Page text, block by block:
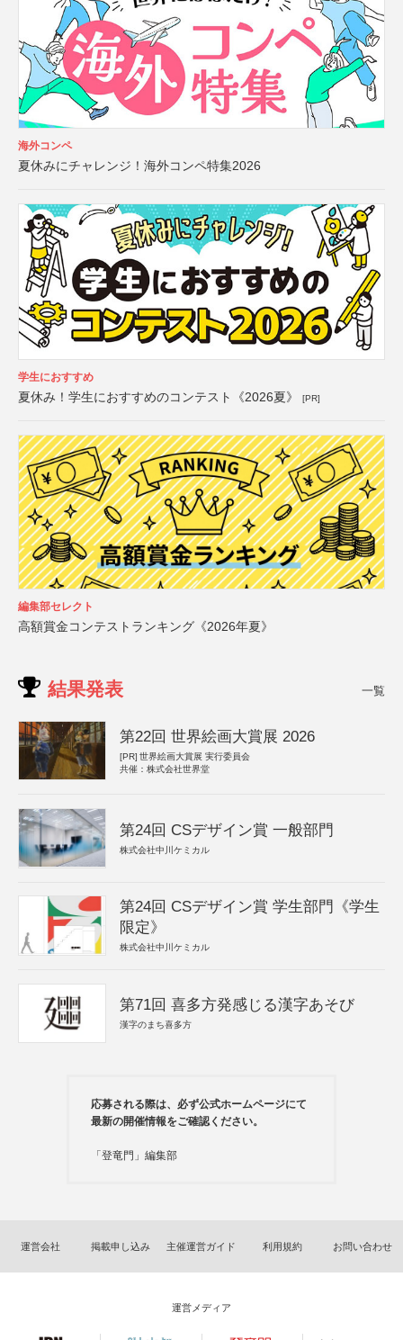
海外コンペ
夏休みにチャレンジ！海外コンペ特集2026
学生におすすめ
夏休み！学生におすすめのコンテスト《2026夏》 [PR]
編集部セレクト
高額賞金コンテストランキング《2026年夏》
結果発表 一覧
第22回 世界絵画大賞展 2026
[PR] 世界絵画大賞展 実行委員会
共催：株式会社世界堂
第24回 CSデザイン賞 一般部門
株式会社中川ケミカル
第24回 CSデザイン賞 学生部門《学生
限定》
株式会社中川ケミカル
第71回 喜多方発感じる漢字あそび
漢字のまち喜多方
応募される際は、必ず公式ホームページにて
最新の開催情報をご確認ください。
「登竜門」編集部
運営会社 掲載申し込み 主催運営ガイド 利用規約 お問い合わせ
運営メディア